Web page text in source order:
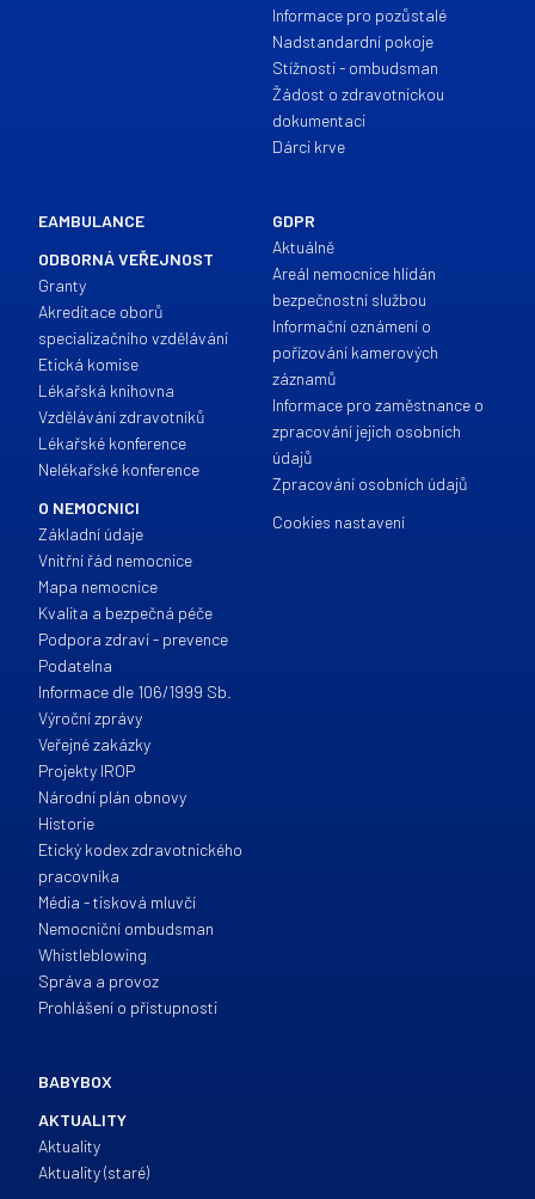
Informace pro pozůstalé
Nadstandardní pokoje
Stížnosti - ombudsman
Žádost o zdravotnickou
dokumentaci
Dárci krve
EAMBULANCE
ODBORNÁ VEŘEJNOST
Granty
Akreditace oborů
specializačního vzdělávání
Etická komise
Lékařská knihovna
Vzdělávání zdravotníků
Lékařské konference
Nelékařské konference
O NEMOCNICI
Základní údaje
Vnitřní řád nemocnice
Mapa nemocnice
Kvalita a bezpečná péče
Podpora zdraví - prevence
Podatelna
Informace dle 106/1999 Sb.
Výroční zprávy
Veřejné zakázky
Projekty IROP
Národní plán obnovy
Historie
Etický kodex zdravotnického
pracovníka
Média - tisková mluvčí
Nemocniční ombudsman
Whistleblowing
Správa a provoz
Prohlášení o přístupnosti
GDPR
Aktuálně
Areál nemocnice hlídán
bezpečnostní službou
Informační oznámení o
pořízování kamerových
záznamů
Informace pro zaměstnance o
zpracování jejich osobních
údajů
Zpracování osobních údajů
Cookies nastavení
BABYBOX
AKTUALITY
Aktuality
Aktuality (staré)